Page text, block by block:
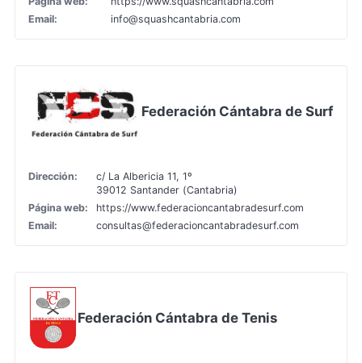
Email:
info@squashcantabria.com
Federación Cántabra de Surf
Dirección:
c/ La Albericia 11, 1º
39012 Santander (Cantabria)
Página web:
https://www.federacioncantabradesurf.com
Email:
consultas@federacioncantabradesurf.com
Federación Cántabra de Tenis